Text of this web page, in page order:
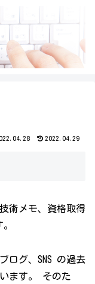
2022.04.29
術メモ、資格取得
ログ、SNS の過去
ます。 そのた